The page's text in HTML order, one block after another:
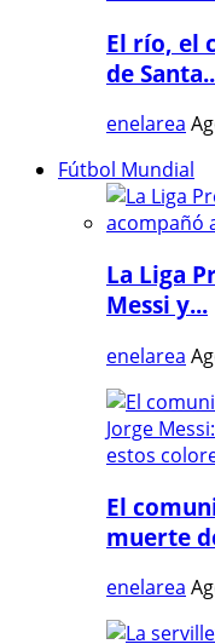
El río, el
de
enelarea
Fútbol Mundial
La Liga
Messi y...
enelarea
El
muerte
enelarea